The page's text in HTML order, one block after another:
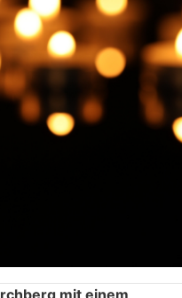
mit einem